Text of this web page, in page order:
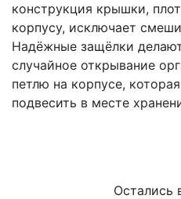
конструкция крышки,
корпусу, исключает
Надёжные защёлки
случайное открывание
петлю на корпусе,
подвесить в месте
Остались